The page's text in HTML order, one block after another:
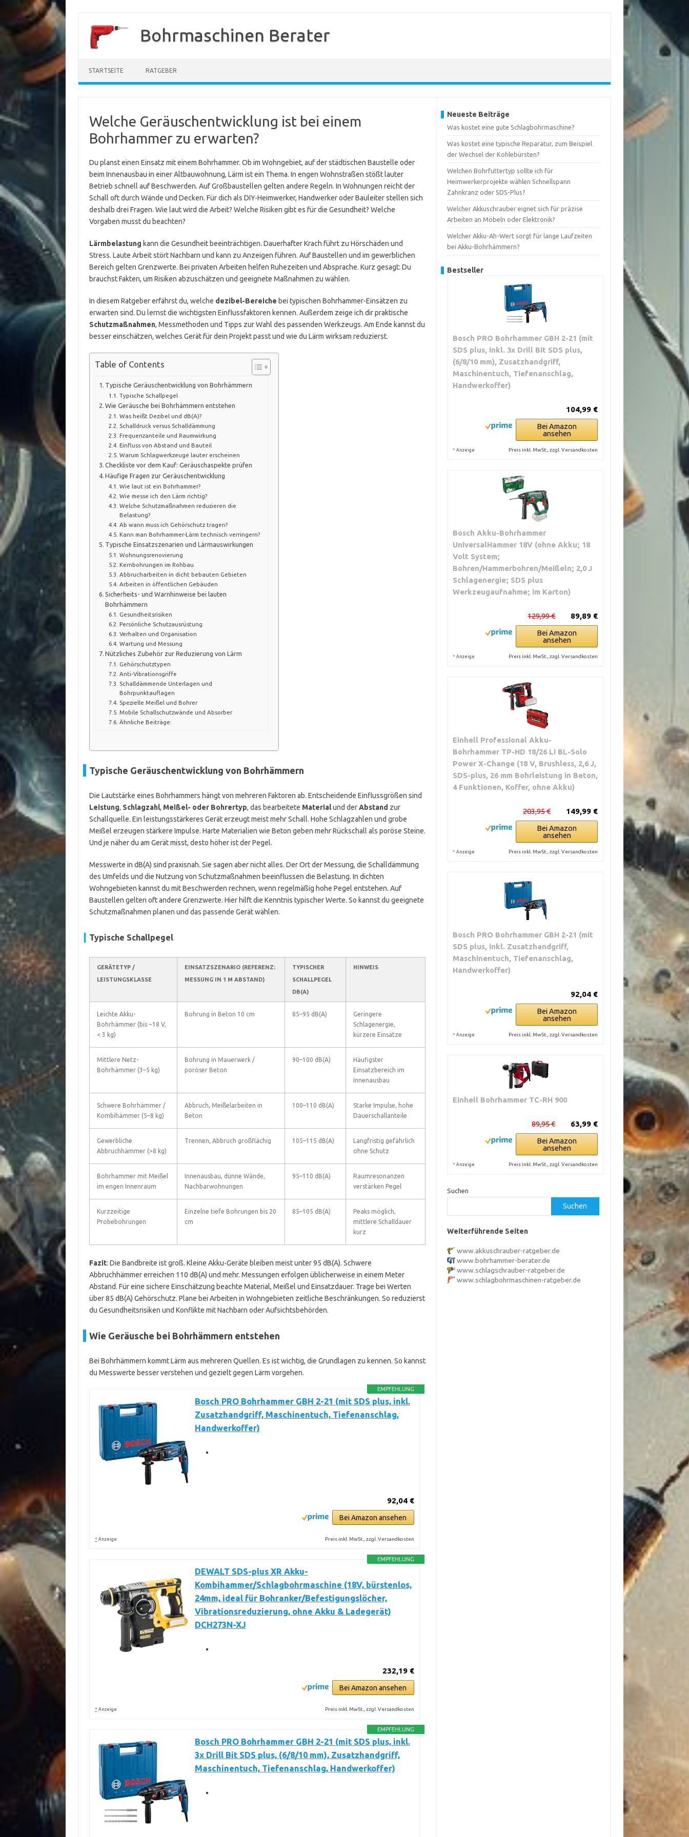
springen
Bohrmaschinen Berater
STARTSEITE RATGEBER
Welche Geräuschentwicklung ist bei einem
Bohrhammer zu erwarten?
Du planst einen Einsatz mit einem Bohrhammer. Ob im Wohngebiet, auf der städtischen Baustelle oder
beim Innenausbau in einer Altbauwohnung, Lärm ist ein Thema. In engen Wohnstraßen stößt lauter
Betrieb schnell auf Beschwerden. Auf Großbaustellen gelten andere Regeln. In Wohnungen reicht der
Schall oft durch Wände und Decken. Für dich als DIY-Heimwerker, Handwerker oder Bauleiter stellen sich
deshalb drei Fragen. Wie laut wird die Arbeit? Welche Risiken gibt es für die Gesundheit? Welche
Vorgaben musst du beachten?
Lärmbelastung kann die Gesundheit beeinträchtigen. Dauerhafter Krach führt zu Hörschäden und
Stress. Laute Arbeit stört Nachbarn und kann zu Anzeigen führen. Auf Baustellen und im gewerblichen
Bereich gelten Grenzwerte. Bei privaten Arbeiten helfen Ruhezeiten und Absprache. Kurz gesagt: Du
brauchst Fakten, um Risiken abzuschätzen und geeignete Maßnahmen zu wählen.
In diesem Ratgeber erfährst du, welche dezibel-Bereiche bei typischen Bohrhammer-Einsätzen zu
erwarten sind. Du lernst die wichtigsten Einflussfaktoren kennen. Außerdem zeige ich dir praktische
Schutzmaßnahmen, Messmethoden und Tipps zur Wahl des passenden Werkzeugs. Am Ende kannst du
besser einschätzen, welches Gerät für dein Projekt passt und wie du Lärm wirksam reduzierst.
Table of Contents
Typische Geräuschentwicklung von Bohrhämmern
Typische Schallpegel
Wie Geräusche bei Bohrhämmern entstehen
Was heißt Dezibel und dB(A)?
Schalldruck versus Schalldämmung
Frequenzanteile und Raumwirkung
Einfluss von Abstand und Bauteil
Warum Schlagwerkzeuge lauter erscheinen
Checkliste vor dem Kauf: Geräuschaspekte prüfen
Häufige Fragen zur Geräuschentwicklung
Wie laut ist ein Bohrhammer?
Wie messe ich den Lärm richtig?
Welche Schutzmaßnahmen reduzieren die
Belastung?
Ab wann muss ich Gehörschutz tragen?
Kann man Bohrhammer-Lärm technisch verringern?
Typische Einsatzszenarien und Lärmauswirkungen
Wohnungsrenovierung
Kernbohrungen im Rohbau
Abbrucharbeiten in dicht bebauten Gebieten
Arbeiten in öffentlichen Gebäuden
Sicherheits- und Warnhinweise bei lauten
Bohrhämmern
Gesundheitsrisiken
Persönliche Schutzausrüstung
Verhalten und Organisation
Wartung und Messung
Nützliches Zubehör zur Reduzierung von Lärm
Gehörschutztypen
Anti‑Vibrationsgriffe
Schalldämmende Unterlagen und
Bohrpunktauflagen
Spezielle Meißel und Bohrer
Mobile Schallschutzwände und Absorber
Ähnliche Beiträge:
Typische Geräuschentwicklung von Bohrhämmern
Die Lautstärke eines Bohrhammers hängt von mehreren Faktoren ab. Entscheidende Einflussgrößen sind
Leistung, Schlagzahl, Meißel- oder Bohrertyp, das bearbeitete Materialund derAbstand zur
Schallquelle. Ein leistungsstärkeres Gerät erzeugt meist mehr Schall. Hohe Schlagzahlen und grobe
Meißel erzeugen stärkere Impulse. Harte Materialien wie Beton geben mehr Rückschall als poröse Steine.
Und je näher du am Gerät misst, desto höher ist der Pegel.
Messwerte in dB(A) sind praxisnah. Sie sagen aber nicht alles. Der Ort der Messung, die Schalldämmung
des Umfelds und die Nutzung von Schutzmaßnahmen beeinflussen die Belastung. In dichten
Wohngebieten kannst du mit Beschwerden rechnen, wenn regelmäßig hohe Pegel entstehen. Auf
Baustellen gelten oft andere Grenzwerte. Hier hilft die Kenntnis typischer Werte. So kannst du geeignete
Schutzmaßnahmen planen und das passende Gerät wählen.
Typische Schallpegel
GERÄTETYP /
LEISTUNGSKLASSE
EINSATZSZENARIO (REFERENZ:
MESSUNG IN 1 M ABSTAND)
TYPISCHER
SCHALLPEGEL
DB(A)
HINWEIS
Leichte Akku-
Bohrhämmer (bis ~18 V,
< 3 kg)
Bohrung in Beton 10 cm 85–95 dB(A)
Geringere
Schlagenergie,
kürzere Einsätze
Mittlere Netz-
Bohrhämmer (3–5 kg)
Bohrung in Mauerwerk /
poröser Beton
90–100 dB(A)
Häufigster
Einsatzbereich im
Innenausbau
Schwere Bohrhämmer /
Kombihämmer (5–8 kg)
Abbruch, Meißelarbeiten in
Beton
100–110 dB(A)
Starke Impulse, hohe
Dauerschallanteile
Gewerbliche
Abbruchhämmer (>8 kg)
Trennen, Abbruch großflächig 105–115 dB(A)
Langfristig gefährlich
ohne Schutz
Bohrhammer mit Meißel
im engen Innenraum
Innenausbau, dünne Wände,
Nachbarwohnungen
95–110 dB(A)
Raumresonanzen
verstärken Pegel
Kurzzeitige
Probebohrungen
Einzelne tiefe Bohrungen bis 20
cm
85–105 dB(A)
Peaks möglich,
mittlere Schalldauer
kurz
Fazit: Die Bandbreite ist groß. Kleine Akku-Geräte bleiben meist unter 95 dB(A). Schwere
Abbruchhämmer erreichen 110 dB(A) und mehr. Messungen erfolgen üblicherweise in einem Meter
Abstand. Für eine sichere Einschätzung beachte Material, Meißel und Einsatzdauer. Trage bei Werten
über 85 dB(A) Gehörschutz. Plane bei Arbeiten in Wohngebieten zeitliche Beschränkungen. So reduzierst
du Gesundheitsrisiken und Konflikte mit Nachbarn oder Aufsichtsbehörden.
Wie Geräusche bei Bohrhämmern entstehen
Bei Bohrhämmern kommt Lärm aus mehreren Quellen. Es ist wichtig, die Grundlagen zu kennen. So kannst
du Messwerte besser verstehen und gezielt gegen Lärm vorgehen.
EMPFEHLUNG
Bosch PRO Bohrhammer GBH 2-21 (mit SDS plus, inkl.
Zusatzhandgriff, Maschinentuch, Tiefenanschlag,
Handwerkoffer)
92,04 €
Bei Amazon ansehen
* Anzeige Preis inkl. MwSt., zzgl. Versandkosten
EMPFEHLUNG
DEWALT SDS-plus XR Akku-
Kombihammer/Schlagbohrmaschine (18V, bürstenlos,
24mm, ideal für Bohranker/Befestigungslöcher,
Vibrationsreduzierung, ohne Akku & Ladegerät)
DCH273N-XJ
232,19 €
Bei Amazon ansehen
* Anzeige Preis inkl. MwSt., zzgl. Versandkosten
EMPFEHLUNG
Bosch PRO Bohrhammer GBH 2-21 (mit SDS plus, inkl.
3x Drill Bit SDS plus, (6/8/10 mm), Zusatzhandgriff,
Maschinentuch, Tiefenanschlag, Handwerkoffer)
Neueste Beiträge
Was kostet eine gute Schlagbohrmaschine?
Was kostet eine typische Reparatur, zum Beispiel
der Wechsel der Kohlebürsten?
Welchen Bohrfuttertyp sollte ich für
Heimwerkerprojekte wählen Schnellspann
Zahnkranz oder SDS-Plus?
Welcher Akkuschrauber eignet sich für präzise
Arbeiten an Möbeln oder Elektronik?
Welcher Akku-Ah-Wert sorgt für lange Laufzeiten
bei Akku-Bohrhämmern?
Bestseller
Bosch PRO Bohrhammer GBH 2-21 (mit
SDS plus, inkl. 3x Drill Bit SDS plus,
(6/8/10 mm), Zusatzhandgriff,
Maschinentuch, Tiefenanschlag,
Handwerkoffer)
104,99 €
Bei Amazon
ansehen
* Anzeige Preis inkl. MwSt., zzgl. Versandkosten
Bosch Akku-Bohrhammer
UniversalHammer 18V (ohne Akku; 18
Volt System;
Bohren/Hammerbohren/Meißeln; 2,0 J
Schlagenergie; SDS plus
Werkzeugaufnahme; im Karton)
89,89 €
129,99 €
Bei Amazon
ansehen
* Anzeige Preis inkl. MwSt., zzgl. Versandkosten
Einhell Professional Akku-
Bohrhammer TP-HD 18/26 Li BL-Solo
Power X-Change (18 V, Brushless, 2,6 J,
SDS-plus, 26 mm Bohrleistung in Beton,
4 Funktionen, Koffer, ohne Akku)
149,99 €
203,95 €
Bei Amazon
ansehen
* Anzeige Preis inkl. MwSt., zzgl. Versandkosten
Bosch PRO Bohrhammer GBH 2-21 (mit
SDS plus, inkl. Zusatzhandgriff,
Maschinentuch, Tiefenanschlag,
Handwerkoffer)
92,04 €
Bei Amazon
ansehen
* Anzeige Preis inkl. MwSt., zzgl. Versandkosten
Einhell Bohrhammer TC-RH 900
63,99 €
89,95 €
Bei Amazon
ansehen
* Anzeige Preis inkl. MwSt., zzgl. Versandkosten
Suchen
Suchen
Weiterführende Seiten
www.akkuschrauber-ratgeber.de
www.bohrhammer-berater.de
www.schlagschrauber-ratgeber.de
www.schlagbohrmaschinen-ratgeber.de